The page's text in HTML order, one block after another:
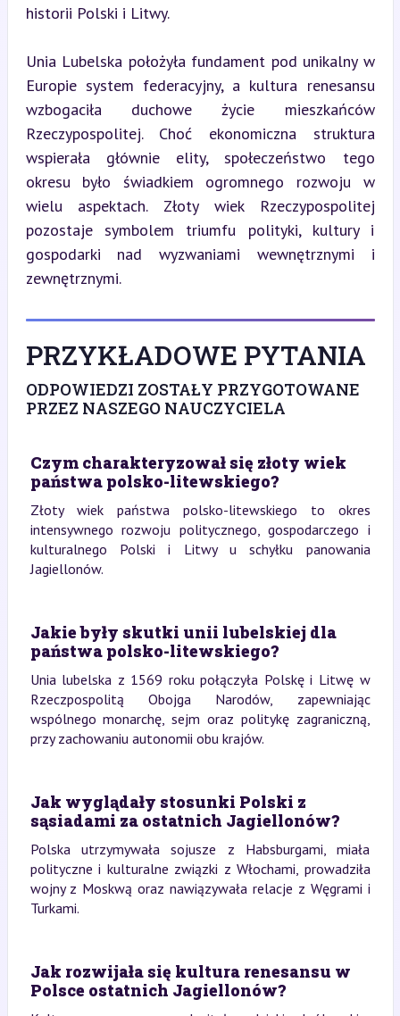
historii Polski i Litwy.
Unia Lubelska położyła fundament pod unikalny w
Europie system federacyjny, a kultura renesansu
wzbogaciła duchowe życie mieszkańców
Rzeczypospolitej. Choć ekonomiczna struktura
wspierała głównie elity, społeczeństwo tego
okresu było świadkiem ogromnego rozwoju w
wielu aspektach. Złoty wiek Rzeczypospolitej
pozostaje symbolem triumfu polityki, kultury i
gospodarki nad wyzwaniami wewnętrznymi i
zewnętrznymi.
PRZYKŁADOWE PYTANIA
ODPOWIEDZI ZOSTAŁY PRZYGOTOWANE
PRZEZ NASZEGO NAUCZYCIELA
Czym charakteryzował się złoty wiek
państwa polsko-litewskiego?
Złoty wiek państwa polsko-litewskiego to okres
intensywnego rozwoju politycznego, gospodarczego i
kulturalnego Polski i Litwy u schyłku panowania
Jagiellonów.
Jakie były skutki unii lubelskiej dla
państwa polsko-litewskiego?
Unia lubelska z 1569 roku połączyła Polskę i Litwę w
Rzeczpospolitą Obojga Narodów, zapewniając
wspólnego monarchę, sejm oraz politykę zagraniczną,
przy zachowaniu autonomii obu krajów.
Jak wyglądały stosunki Polski z
sąsiadami za ostatnich Jagiellonów?
Polska utrzymywała sojusze z Habsburgami, miała
polityczne i kulturalne związki z Włochami, prowadziła
wojny z Moskwą oraz nawiązywała relacje z Węgrami i
Turkami.
Jak rozwijała się kultura renesansu w
Polsce ostatnich Jagiellonów?